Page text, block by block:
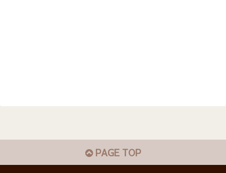
PAGE TOP